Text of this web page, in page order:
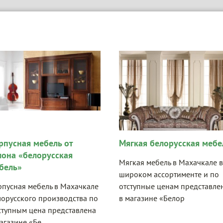
белорусская мебель
мебель в Махачкале в
ценам представлена
«Белор
Комфортные матрасы в
Здоровый сон очень важен
жизнедеятельности человека